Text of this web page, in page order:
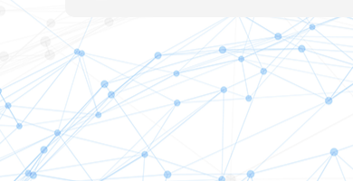
300団体以上の運営実績、それにより蓄積
弊社はIBTだけでなく、紙試験運営も多数
また、通常のシステム開発会社では、試
踏まえ、多数のシステムモジュールをすで
更に、IRTなどによる問題の統計分析サー